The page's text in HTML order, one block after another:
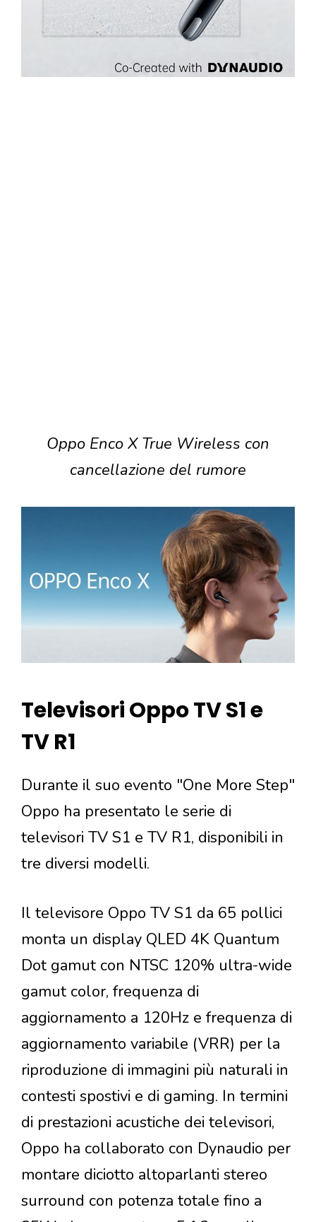
Oppo Enco X True Wireless con
cancellazione del rumore
Televisori Oppo TV S1 e
TV R1
Durante il suo evento "One More Step"
Oppo ha presentato le serie di
televisori TV S1 e TV R1, disponibili in
tre diversi modelli.
Il televisore Oppo TV S1 da 65 pollici
monta un display QLED 4K Quantum
Dot gamut con NTSC 120% ultra-wide
gamut color, frequenza di
aggiornamento a 120Hz e frequenza di
aggiornamento variabile (VRR) per la
riproduzione di immagini più naturali in
contesti spostivi e di gaming. In termini
di prestazioni acustiche dei televisori,
Oppo ha collaborato con Dynaudio per
montare diciotto altoparlanti stereo
surround con potenza totale fino a